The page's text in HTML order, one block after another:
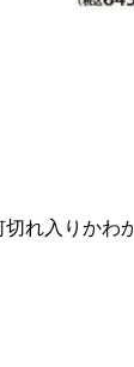
切れ入りか